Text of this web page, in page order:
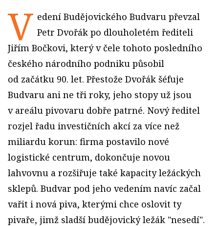
V edení Budějovického Budvaru převzal
Petr Dvořák po dlouholetém řediteli
Jiřím Bočkovi, který v čele tohoto posledního
českého národního podniku působil
od začátku 90. let. Přestože Dvořák šéfuje
Budvaru ani ne tři roky, jeho stopy už jsou
v areálu pivovaru dobře patrné. Nový ředitel
rozjel řadu investičních akcí za více než
miliardu korun: firma postavilo nové
logistické centrum, dokončuje novou
lahvovnu a rozšiřuje také kapacity ležáckých
sklepů. Budvar pod jeho vedením navíc začal
vařit i nová piva, kterými chce oslovit ty
pivaře, jimž sladší budějovický ležák "nesedí".